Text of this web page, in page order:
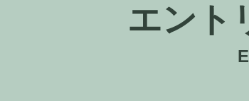
エント